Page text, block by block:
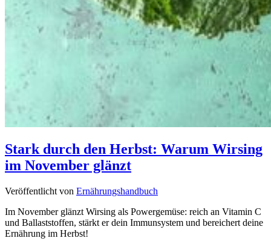
Stark durch den Herbst: Warum Wirsing
im November glänzt
Veröffentlicht von Ernährungshandbuch
Im November glänzt Wirsing als Powergemüse: reich an Vitamin C
und Ballaststoffen, stärkt er dein Immunsystem und bereichert deine
Ernährung im Herbst!